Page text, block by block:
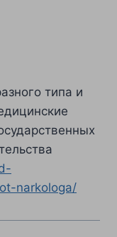
типа и
narkologa/